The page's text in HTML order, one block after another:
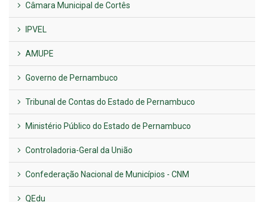
Câmara Municipal de Cortês
IPVEL
AMUPE
Governo de Pernambuco
Tribunal de Contas do Estado de Pernambuco
Ministério Público do Estado de Pernambuco
Controladoria-Geral da União
Confederação Nacional de Municípios - CNM
QEdu